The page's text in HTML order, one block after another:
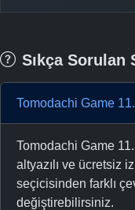
Sıkça Sorulan
Tomodachi Game
Tomodachi Game
altyazılı ve ücretsiz
seçicisinden farklı
değiştirebilirsiniz.